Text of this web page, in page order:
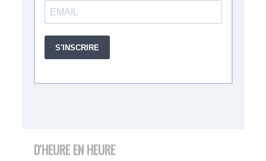
D'HEURE EN HEURE